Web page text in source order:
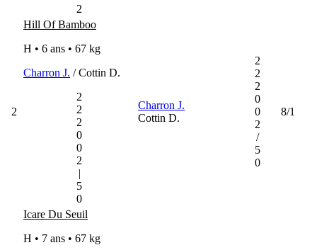
2
2
Hill Of Bamboo
H • 6 ans • 67 kg
Charron J. / Cottin D.
2
2
2
0
0
2
|
5
0
Charron J.
Cottin D.
2
2
2
0
0
2
/
5
0
8/1
Icare Du Seuil
H • 7 ans • 67 kg